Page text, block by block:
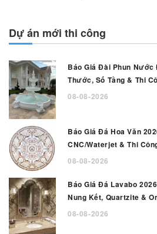
Dự án mới thi công
Báo Giá Đài Phun Nước
Thước, Số Tầng & Thi
08-08-2026
Báo Giá Đá Hoa Văn
CNC/Waterjet & Thi
08-08-2026
Báo Giá Đá Lavabo
Nung Kết, Quartzite &
08-08-2026